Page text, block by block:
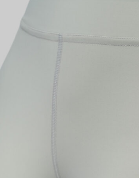
ПРОИЗВОДИМ ОДЕЖДУ ДЛЯ